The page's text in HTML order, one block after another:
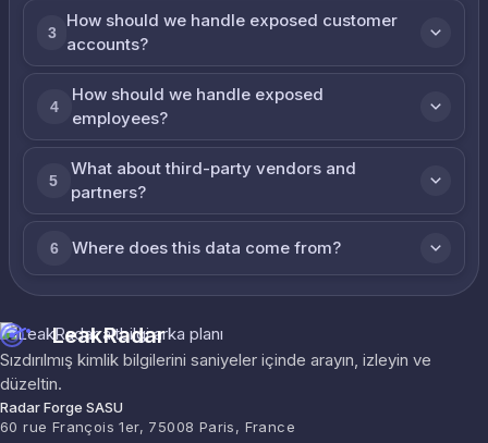
3
How should we handle exposed customer
accounts?
4
How should we handle exposed
employees?
5
What about third-party vendors and
partners?
6 Where does this data come from?
LeakRadar
Sızdırılmış kimlik bilgilerini saniyeler içinde arayın, izleyin ve
düzeltin.
Radar Forge SASU
60 rue François 1er, 75008 Paris, France